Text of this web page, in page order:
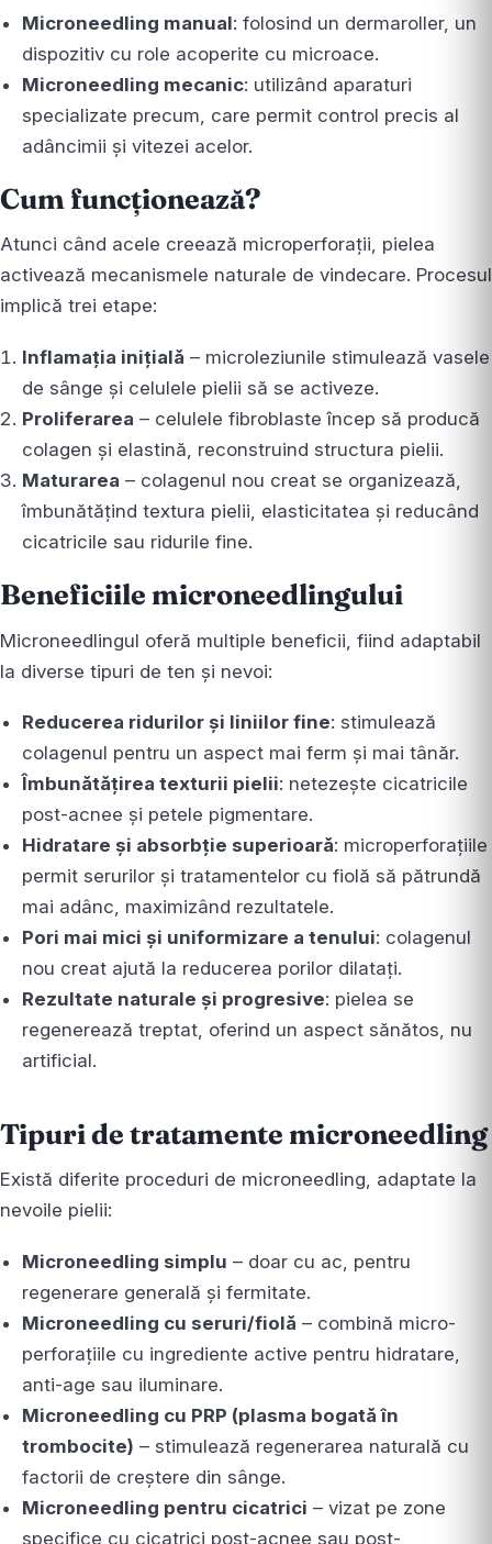
Microneedling manual: folosind un dermaroller, un
dispozitiv cu role acoperite cu microace.
Microneedling mecanic: utilizând aparaturi
specializate precum, care permit control precis al
adâncimii și vitezei acelor.
Cum funcționează?
Atunci când acele creează microperforații, pielea
activează mecanismele naturale de vindecare. Procesul
implică trei etape:
Inflamația inițială – microleziunile stimulează vasele
de sânge și celulele pielii să se activeze.
Proliferarea – celulele fibroblaste încep să producă
colagen și elastină, reconstruind structura pielii.
Maturarea – colagenul nou creat se organizează,
îmbunătățind textura pielii, elasticitatea și reducând
cicatricile sau ridurile fine.
Beneficiile microneedlingului
Microneedlingul oferă multiple beneficii, fiind adaptabil
la diverse tipuri de ten și nevoi:
Reducerea ridurilor și liniilor fine: stimulează
colagenul pentru un aspect mai ferm și mai tânăr.
Îmbunătățirea texturii pielii: netezește cicatricile
post-acnee și petele pigmentare.
Hidratare și absorbție superioară: microperforațiile
permit serurilor și tratamentelor cu fiolă să pătrundă
mai adânc, maximizând rezultatele.
Pori mai mici și uniformizare a tenului: colagenul
nou creat ajută la reducerea porilor dilatați.
Rezultate naturale și progresive: pielea se
regenerează treptat, oferind un aspect sănătos, nu
artificial.
Tipuri de tratamente microneedling
Există diferite proceduri de microneedling, adaptate la
nevoile pielii:
Microneedling simplu – doar cu ac, pentru
regenerare generală și fermitate.
Microneedling cu seruri/fiolă – combină micro-
perforațiile cu ingrediente active pentru hidratare,
anti-age sau iluminare.
Microneedling cu PRP (plasma bogată în
trombocite) – stimulează regenerarea naturală cu
factorii de creștere din sânge.
Microneedling pentru cicatrici – vizat pe zone
specifice cu cicatrici post-acnee sau post-